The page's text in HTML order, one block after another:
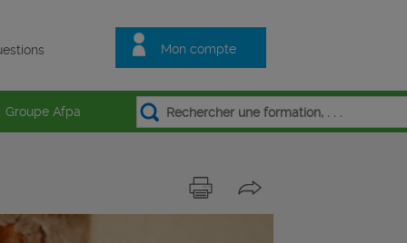
Mon compte
Groupe Afpa